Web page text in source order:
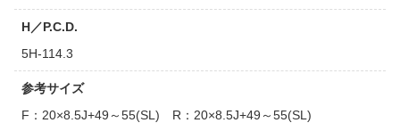
H／P.C.D.
5H-114.3
参考サイズ
F：20×8.5J+49～55(SL) R：20×8.5J+49～55(SL)